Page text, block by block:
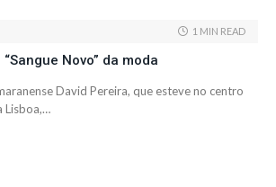
1 MIN READ
Novo” da moda
David Pereira, que esteve no centro
Lisboa,…